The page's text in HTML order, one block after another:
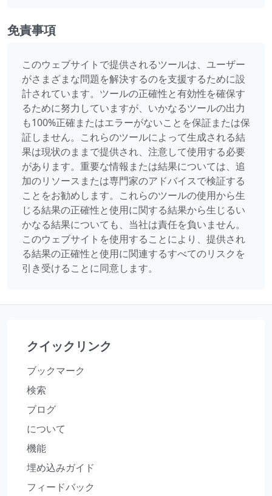
免責事項
このウェブサイトで提供されるツールは、ユーザー
がさまざまな問題を解決するのを支援するために設
計されています。ツールの正確性と有効性を確保す
るために努力していますが、いかなるツールの出力
も100%正確またはエラーがないことを保証または保
証しません。これらのツールによって生成される結
果は現状のままで提供され、注意して使用する必要
があります。重要な情報または結果については、追
加のリソースまたは専門家のアドバイスで検証する
ことをお勧めします。これらのツールの使用から生
じる結果の正確性と使用に関する結果から生じるい
かなる結果についても、当社は責任を負いません。
このウェブサイトを使用することにより、提供され
る結果の正確性と使用に関連するすべてのリスクを
引き受けることに同意します。
クイックリンク
ブックマーク
検索
ブログ
について
機能
埋め込みガイド
フィードバック